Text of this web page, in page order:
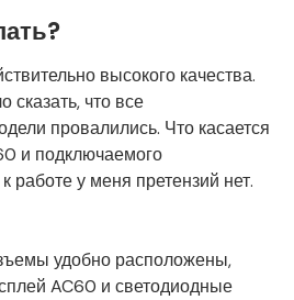
высокого качества.
что все
провалились. Что касается
и подключаемого
работе у меня претензий нет.
удобно расположены,
AC60 и светодиодные